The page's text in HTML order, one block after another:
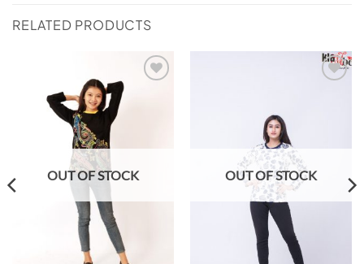
RELATED PRODUCTS
OUT OF STOCK OUT OF STOCK